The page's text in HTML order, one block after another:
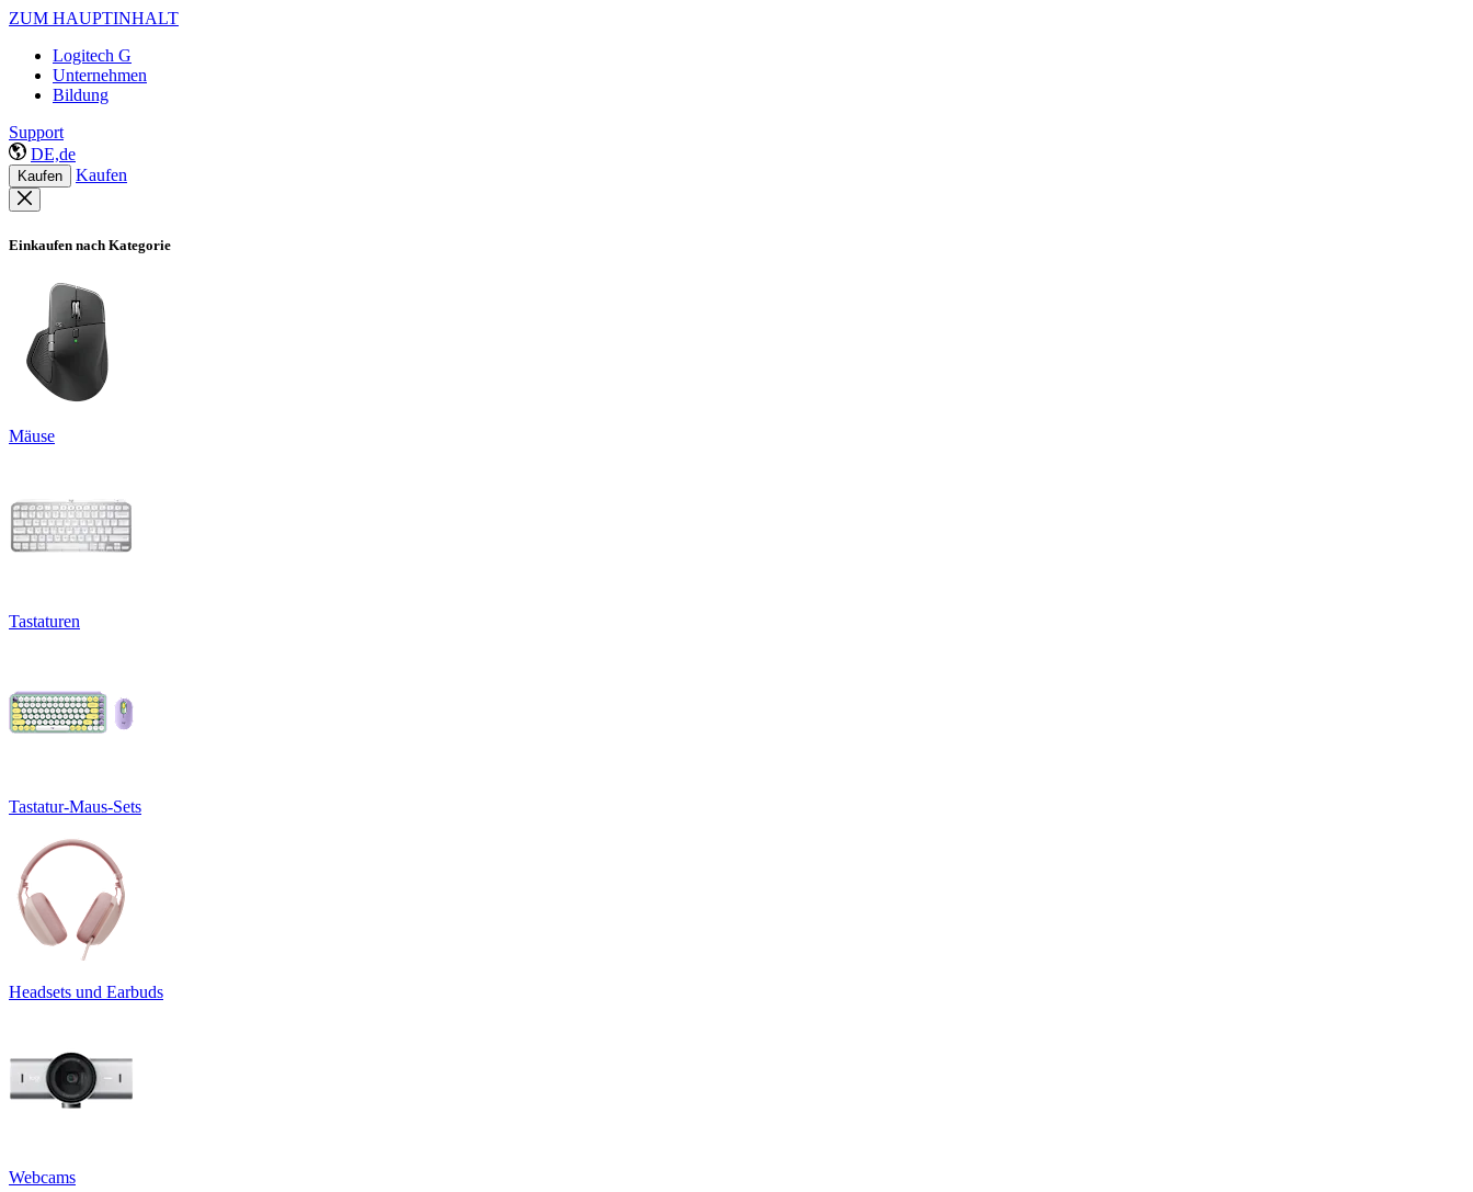
ZUM HAUPTINHALT
Logitech G
Unternehmen
Bildung
Support
DE,de
Kaufen Kaufen
Einkaufen nach Kategorie
Mäuse
Tastaturen
Tastatur-Maus-Sets
Headsets und Earbuds
Webcams